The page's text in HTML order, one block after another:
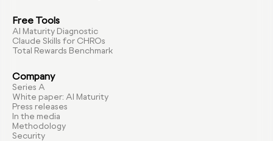
Free Tools
AI Maturity Diagnostic
Claude Skills for CHROs
Total Rewards Benchmark
Company
Series A
White paper: AI Maturity
Press releases
In the media
Methodology
Security